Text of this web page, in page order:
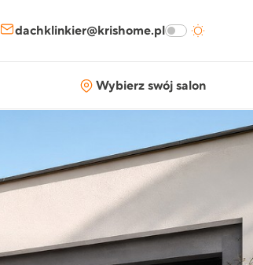
dachklinkier@krishome.pl
Wybierz swój salon